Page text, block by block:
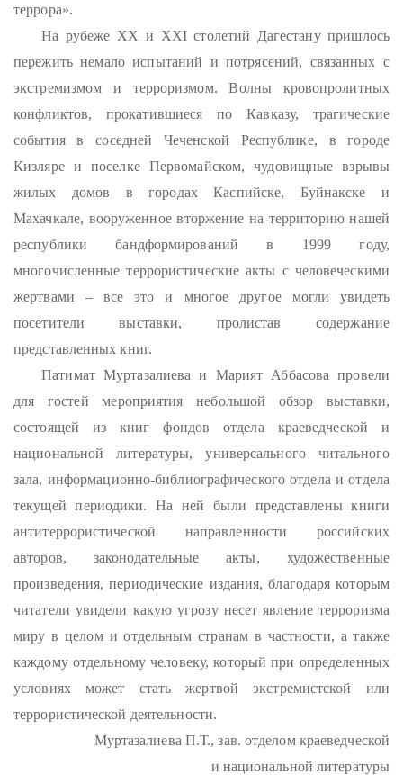
террора».
На рубеже XX и XXI столетий Дагестану пришлось
пережить немало испытаний и потрясений, связанных с
экстремизмом и терроризмом. Волны кровопролитных
конфликтов, прокатившиеся по Кавказу, трагические
события в соседней Чеченской Республике, в городе
Кизляре и поселке Первомайском, чудовищные взрывы
жилых домов в городах Каспийске, Буйнакске и
Махачкале, вооруженное вторжение на территорию нашей
республики бандформирований в 1999 году,
многочисленные террористические акты с человеческими
жертвами – все это и многое другое могли увидеть
посетители выставки, пролистав содержание
представленных книг.
Патимат Муртазалиева и Марият Аббасова провели
для гостей мероприятия небольшой обзор выставки,
состоящей из книг фондов отдела краеведческой и
национальной литературы, универсального читального
зала, информационно-библиографического отдела и отдела
текущей периодики. На ней были представлены книги
антитеррористической направленности российских
авторов, законодательные акты, художественные
произведения, периодические издания, благодаря которым
читатели увидели какую угрозу несет явление терроризма
миру в целом и отдельным странам в частности, а также
каждому отдельному человеку, который при определенных
условиях может стать жертвой экстремистской или
террористической деятельности.
Муртазалиева П.Т., зав. отделом краеведческой
и национальной литературы